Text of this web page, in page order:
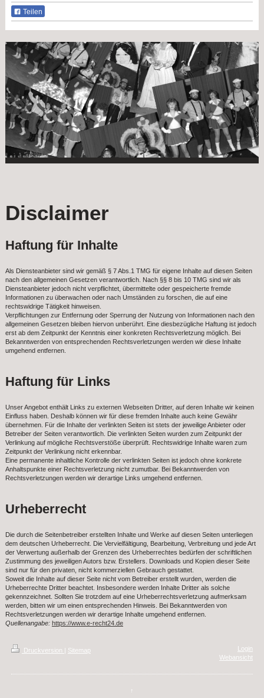
Teilen
Disclaimer
Haftung für Inhalte
Als Diensteanbieter sind wir gemäß § 7 Abs.1 TMG für eigene Inhalte auf diesen Seiten
nach den allgemeinen Gesetzen verantwortlich. Nach §§ 8 bis 10 TMG sind wir als
Diensteanbieter jedoch nicht verpflichtet, übermittelte oder gespeicherte fremde
Informationen zu überwachen oder nach Umständen zu forschen, die auf eine
rechtswidrige Tätigkeit hinweisen.
Verpflichtungen zur Entfernung oder Sperrung der Nutzung von Informationen nach den
allgemeinen Gesetzen bleiben hiervon unberührt. Eine diesbezügliche Haftung ist jedoch
erst ab dem Zeitpunkt der Kenntnis einer konkreten Rechtsverletzung möglich. Bei
Bekanntwerden von entsprechenden Rechtsverletzungen werden wir diese Inhalte
umgehend entfernen.
Haftung für Links
Unser Angebot enthält Links zu externen Webseiten Dritter, auf deren Inhalte wir keinen
Einfluss haben. Deshalb können wir für diese fremden Inhalte auch keine Gewähr
übernehmen. Für die Inhalte der verlinkten Seiten ist stets der jeweilige Anbieter oder
Betreiber der Seiten verantwortlich. Die verlinkten Seiten wurden zum Zeitpunkt der
Verlinkung auf mögliche Rechtsverstöße überprüft. Rechtswidrige Inhalte waren zum
Zeitpunkt der Verlinkung nicht erkennbar.
Eine permanente inhaltliche Kontrolle der verlinkten Seiten ist jedoch ohne konkrete
Anhaltspunkte einer Rechtsverletzung nicht zumutbar. Bei Bekanntwerden von
Rechtsverletzungen werden wir derartige Links umgehend entfernen.
Urheberrecht
Die durch die Seitenbetreiber erstellten Inhalte und Werke auf diesen Seiten unterliegen
dem deutschen Urheberrecht. Die Vervielfältigung, Bearbeitung, Verbreitung und jede Art
der Verwertung außerhalb der Grenzen des Urheberrechtes bedürfen der schriftlichen
Zustimmung des jeweiligen Autors bzw. Erstellers. Downloads und Kopien dieser Seite
sind nur für den privaten, nicht kommerziellen Gebrauch gestattet.
Soweit die Inhalte auf dieser Seite nicht vom Betreiber erstellt wurden, werden die
Urheberrechte Dritter beachtet. Insbesondere werden Inhalte Dritter als solche
gekennzeichnet. Sollten Sie trotzdem auf eine Urheberrechtsverletzung aufmerksam
werden, bitten wir um einen entsprechenden Hinweis. Bei Bekanntwerden von
Rechtsverletzungen werden wir derartige Inhalte umgehend entfernen.
Quellenangabe: https://www.e-recht24.de
Druckversion | Sitemap
Login
Webansicht
↑